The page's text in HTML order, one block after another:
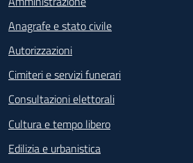
Anagrafe e stato civile
Autorizzazioni
Cimiteri e servizi funerari
Consultazioni elettorali
Cultura e tempo libero
Edilizia e urbanistica